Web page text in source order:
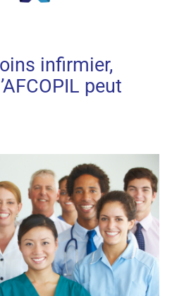
infirmier,
peut